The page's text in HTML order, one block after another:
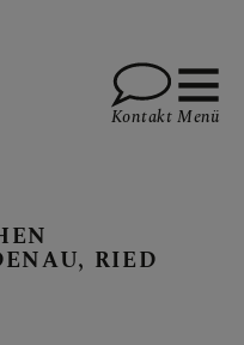
TEAM
RIED
Kontakt Menü